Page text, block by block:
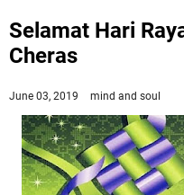
Selamat Hari
Cheras
June 03, 2019 mind and soul